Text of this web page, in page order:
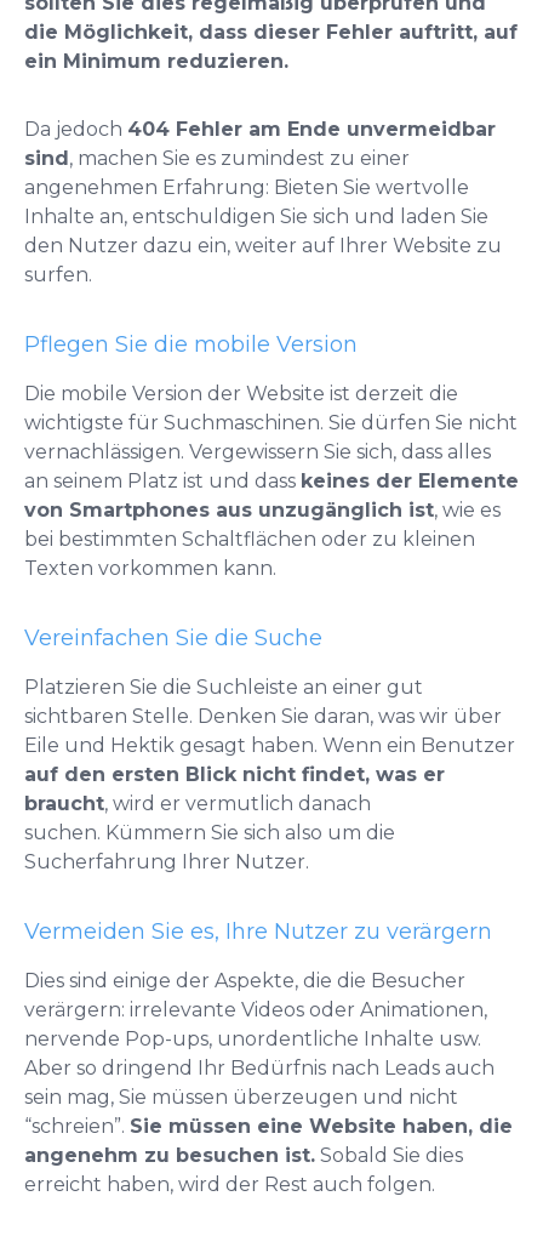
die Möglichkeit, dass dieser Fehler auftritt, auf
ein Minimum reduzieren.
Da jedoch 404 Fehler am Ende unvermeidbar
sind , machen Sie es zumindest zu einer
angenehmen Erfahrung: Bieten Sie wertvolle
Inhalte an, entschuldigen Sie sich und laden Sie
den Nutzer dazu ein, weiter auf Ihrer Website zu
surfen.
Pflegen Sie die mobile Version
Die mobile Version der Website ist derzeit die
wichtigste für Suchmaschinen. Sie dürfen Sie nicht
vernachlässigen. Vergewissern Sie sich, dass alles
an seinem Platz ist und dass keines der Elemente
von Smartphones aus unzugänglich ist, wie es
bei bestimmten Schaltflächen oder zu kleinen
Texten vorkommen kann.
Vereinfachen Sie die Suche
Platzieren Sie die Suchleiste an einer gut
sichtbaren Stelle. Denken Sie daran, was wir über
Eile und Hektik gesagt haben. Wenn ein Benutzer
auf den ersten Blick nicht findet, was er
braucht, wird er vermutlich danach
suchen. Kümmern Sie sich also um die
Sucherfahrung Ihrer Nutzer.
Vermeiden Sie es, Ihre Nutzer zu verärgern
Dies sind einige der Aspekte, die die Besucher
verärgern: irrelevante Videos oder Animationen,
nervende Pop-ups, unordentliche Inhalte usw.
Aber so dringend Ihr Bedürfnis nach Leads auch
sein mag, Sie müssen überzeugen und nicht
“schreien”. Sie müssen eine Website haben, die
angenehm zu besuchen ist. Sobald Sie dies
erreicht haben, wird der Rest auch folgen.